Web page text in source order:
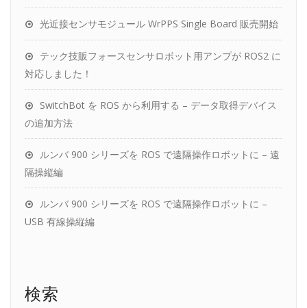
光近接センサモジュール WrPPS Single Board 販売開始
テック技販フォースセンサロボット用アンプが ROS2 に
対応しました！
SwitchBot を ROS から利用する – データ取得デバイス
の追加方法
ルンバ 900 シリーズを ROS で遠隔操作ロボットに – 遠
隔操縦編
ルンバ 900 シリーズを ROS で遠隔操作ロボットに –
USB 有線操縦編
検索